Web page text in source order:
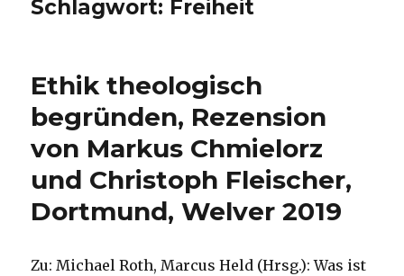
Schlagwort: Freiheit
Ethik theologisch
begründen, Rezension
von Markus Chmielorz
und Christoph Fleischer,
Dortmund, Welver 2019
Zu: Michael Roth, Marcus Held (Hrsg.): Was ist